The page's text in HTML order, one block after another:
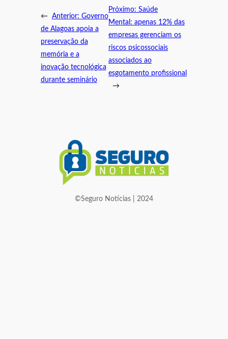
← Anterior: Governo
de Alagoas apoia a
preservação da
memória e a
inovação tecnológica
durante seminário
Próximo: Saúde
Mental: apenas 12% das
empresas gerenciam os
riscos psicossociais
associados ao
esgotamento profissional
→
©Seguro Notícias | 2024